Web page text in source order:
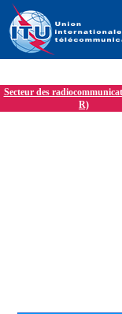
Secteur des
R)